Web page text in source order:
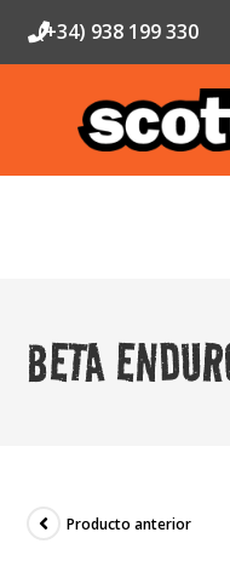
(+34) 938 199 330
BETA
Producto anterior